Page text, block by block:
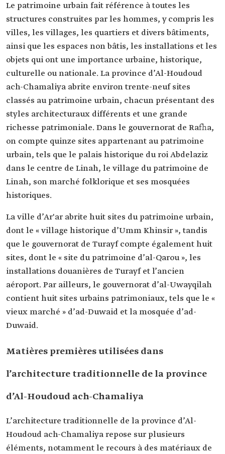
Le patrimoine urbain fait référence à toutes les
structures construites par les hommes, y compris les
villes, les villages, les quartiers et divers bâtiments,
ainsi que les espaces non bâtis, les installations et les
objets qui ont une importance urbaine, historique,
culturelle ou nationale. La province d’Al-Houdoud
ach-Chamaliya abrite environ trente-neuf sites
classés au patrimoine urbain, chacun présentant des
styles architecturaux différents et une grande
richesse patrimoniale. Dans le gouvernorat de Rafha,
on compte quinze sites appartenant au patrimoine
urbain, tels que le palais historique du roi Abdelaziz
dans le centre de Linah, le village du patrimoine de
Linah, son marché folklorique et ses mosquées
historiques.
La ville d’Ar'ar abrite huit sites du patrimoine urbain,
dont le « village historique d’Umm Khinsir », tandis
que le gouvernorat de Turayf compte également huit
sites, dont le « site du patrimoine d’al-Qarou », les
installations douanières de Turayf et l’ancien
aéroport. Par ailleurs, le gouvernorat d’al-Uwayqilah
contient huit sites urbains patrimoniaux, tels que le «
vieux marché » d’ad-Duwaid et la mosquée d’ad-
Duwaid.
Matières premières utilisées dans
l’architecture traditionnelle de la province
d’Al-Houdoud ach-Chamaliya
L’architecture traditionnelle de la province d’Al-
Houdoud ach-Chamaliya repose sur plusieurs
éléments, notamment le recours à des matériaux de